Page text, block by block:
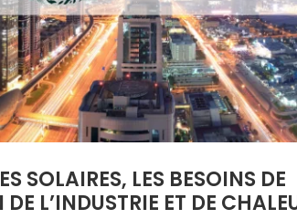
SOLAIRES, LES BESOINS DE
L’INDUSTRIE ET DE